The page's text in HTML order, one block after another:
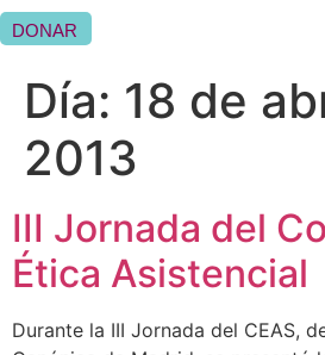
DONAR
Día: 18 de
2013
III Jornada del
Ética Asistencial
Durante la III Jornada del CEAS,